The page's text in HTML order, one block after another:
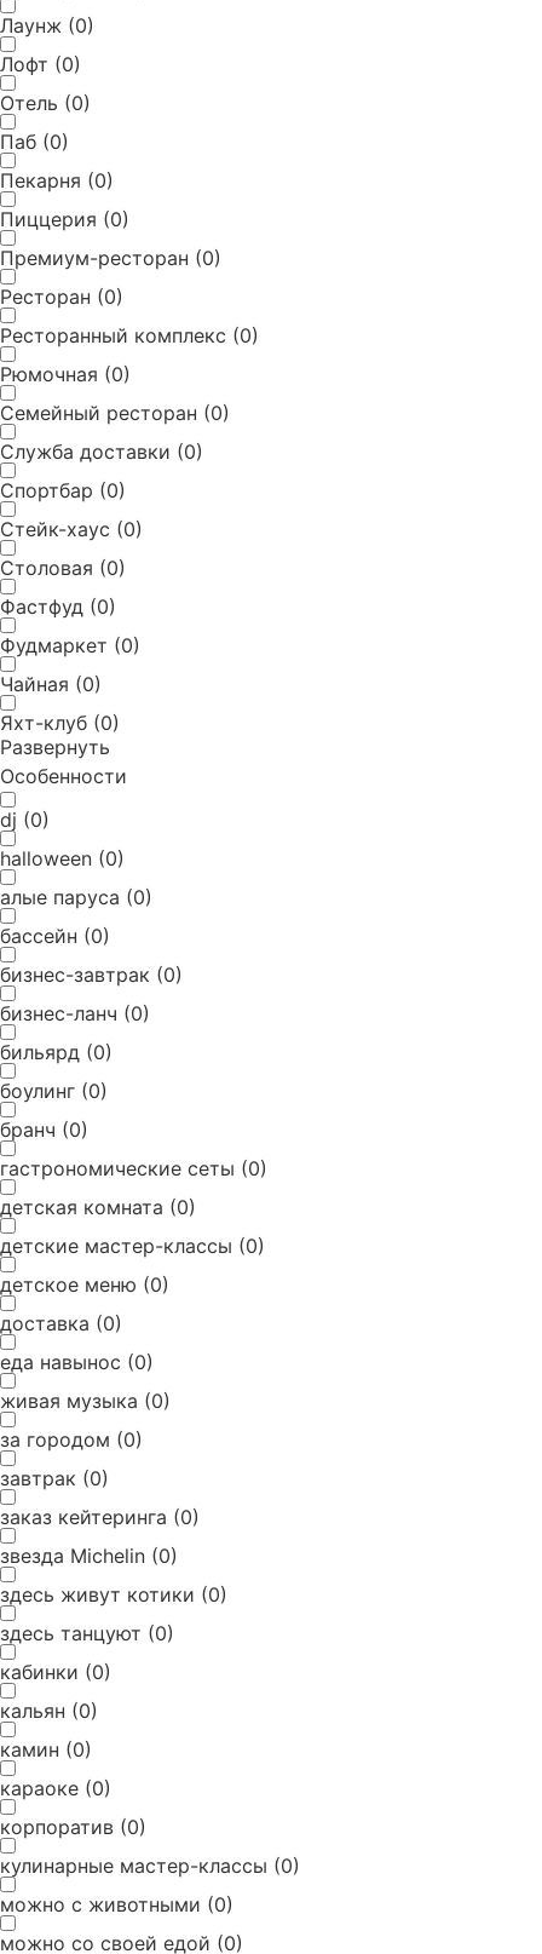
Лаунж (0)
Лофт (0)
Отель (0)
Паб (0)
Пекарня (0)
Пиццерия (0)
Премиум-ресторан (0)
Ресторан (0)
Ресторанный комплекс (0)
Рюмочная (0)
Семейный ресторан (0)
Служба доставки (0)
Спортбар (0)
Стейк-хаус (0)
Столовая (0)
Фастфуд (0)
Фудмаркет (0)
Чайная (0)
Яхт-клуб (0)
Развернуть
Особенности
dj (0)
halloween (0)
алые паруса (0)
бассейн (0)
бизнес-завтрак (0)
бизнес-ланч (0)
бильярд (0)
боулинг (0)
бранч (0)
гастрономические сеты (0)
детская комната (0)
детские мастер-классы (0)
детское меню (0)
доставка (0)
еда навынос (0)
живая музыка (0)
за городом (0)
завтрак (0)
заказ кейтеринга (0)
звезда Michelin (0)
здесь живут котики (0)
здесь танцуют (0)
кабинки (0)
кальян (0)
камин (0)
караоке (0)
корпоратив (0)
кулинарные мастер-классы (0)
можно с животными (0)
можно со своей едой (0)